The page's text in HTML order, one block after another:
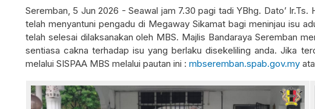
Seremban, 5 Jun 2026 - Seawal jam 7.30 pagi tadi YBhg. Dato’
telah menyantuni pengadu di Megaway Sikamat bagi meninjau isu
telah selesai dilaksanakan oleh MBS. Majlis Bandaraya Seremban
sentiasa cakna terhadap isu yang berlaku disekeliling anda. Jika
melalui SISPAA MBS melalui pautan ini : mbseremban.spab.gov.my